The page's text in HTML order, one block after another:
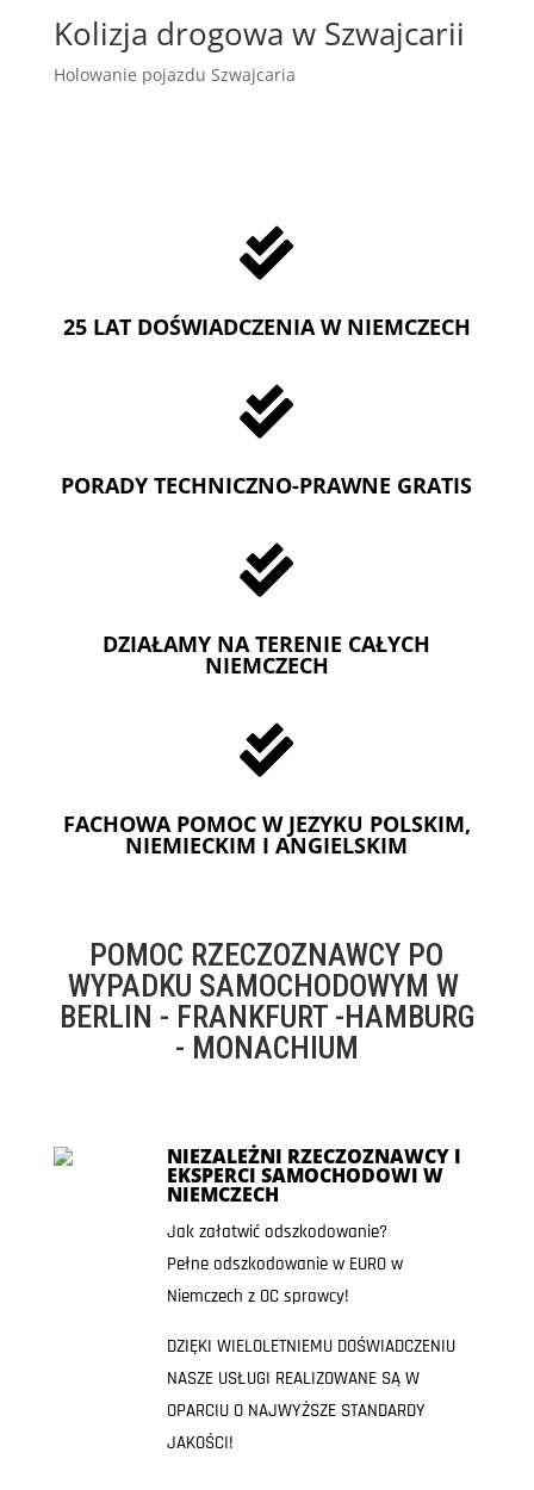
Kolizja drogowa w Szwajcarii
Holowanie pojazdu Szwajcaria

25 LAT DOŚWIADCZENIA W NIEMCZECH

PORADY TECHNICZNO-PRAWNE GRATIS

DZIAŁAMY NA TERENIE CAŁYCH
NIEMCZECH

FACHOWA POMOC W JEZYKU POLSKIM,
NIEMIECKIM I ANGIELSKIM
POMOC RZECZOZNAWCY PO
WYPADKU SAMOCHODOWYM W
BERLIN - FRANKFURT -HAMBURG
- MONACHIUM
NIEZALEŻNI RZECZOZNAWCY I
EKSPERCI SAMOCHODOWI W
NIEMCZECH
Jak załatwić odszkodowanie?
Pełne odszkodowanie w EURO w
Niemczech z OC sprawcy!
DZIĘKI WIELOLETNIEMU DOŚWIADCZENIU
NASZE USŁUGI REALIZOWANE SĄ W
OPARCIU O NAJWYŻSZE STANDARDY
JAKOŚCI!